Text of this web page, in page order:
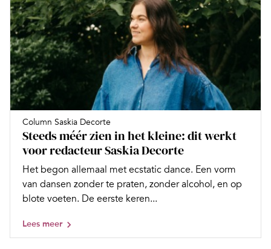
Column Saskia Decorte
Steeds méér zien in het kleine: dit werkt
voor redacteur Saskia Decorte
Het begon allemaal met ecstatic dance. Een vorm
van dansen zonder te praten, zonder alcohol, en op
blote voeten. De eerste keren...
Lees meer